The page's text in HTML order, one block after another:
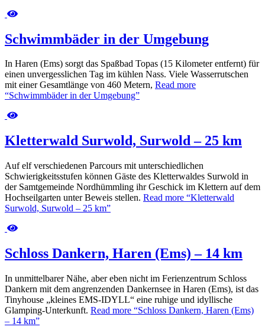
Schwimmbäder in der Umgebung
In Haren (Ems) sorgt das Spaßbad Topas (15 Kilometer entfernt) für
einen unvergesslichen Tag im kühlen Nass. Viele Wasserrutschen
mit einer Gesamtlänge von 460 Metern, Read more
“Schwimmbäder in der Umgebung”
Kletterwald Surwold, Surwold – 25 km
Auf elf verschiedenen Parcours mit unterschiedlichen
Schwierigkeitsstufen können Gäste des Kletterwaldes Surwold in
der Samtgemeinde Nordhümmling ihr Geschick im Klettern auf dem
Hochseilgarten unter Beweis stellen. Read more “Kletterwald
Surwold, Surwold – 25 km”
Schloss Dankern, Haren (Ems) – 14 km
In unmittelbarer Nähe, aber eben nicht im Ferienzentrum Schloss
Dankern mit dem angrenzenden Dankernsee in Haren (Ems), ist das
Tinyhouse „kleines EMS-IDYLL“ eine ruhige und idyllische
Glamping-Unterkunft. Read more “Schloss Dankern, Haren (Ems)
– 14 km”